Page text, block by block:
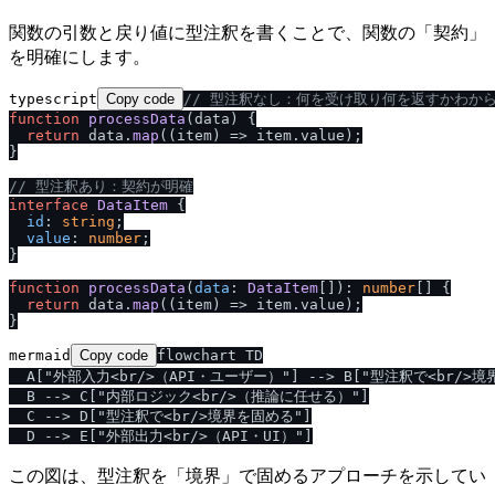
関数の引数と戻り値に型注釈を書くことで、関数の「契約」
を明確にします。
typescript Copy code / / 型注釈なし：何を受け取り何を返すかわか
function
processData ( data ) {
return data. map ( ( item ) => item. value );
}
/ / 型注釈あり：契約が明確
interface DataItem {
id : string ;
value : number ;
}
function
processData ( data : DataItem ): number [] {
return data. map ( ( item ) => item. value );
mermaid Copy code flowchart TD
A["外部入力<br/>（API・ユーザー）"] --> B["型注釈で<br/>境
  B --> C["内部ロジック<br/>（推論に任せる）"]
  C --> D["型注釈で<br/>境界を固める"]
この図は、型注釈を「境界」で固めるアプローチを示してい